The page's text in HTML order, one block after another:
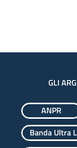
GLI
ANPR
Banda Ultra